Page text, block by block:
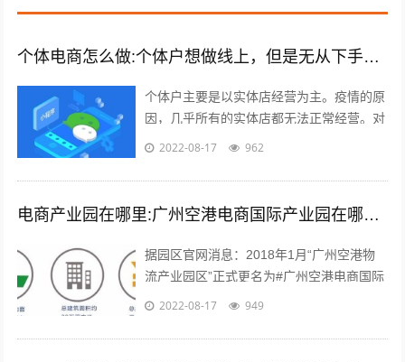
个体电商怎么做:个体户想做线上，但是无从下手，有什么建议吗？
个体户主要是以实体店经营为主。疫情的原
因，几乎所有的实体店都无法正常经营。对
于实体店来说，关门就意味着没有任何收入
2022-08-17 962
电商产业园在哪里:广州空港电商国际产业园在哪里？主要是做什么的？
据园区官网消息：2018年1月“广州空港物
流产业园区”正式更名为#广州空港电商国际
产业园#。园区名称变更通知 位于广州空港
2022-08-17 949